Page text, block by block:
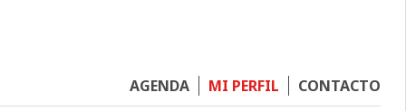
Footer
AGENDA MI PERFIL CONTACTO